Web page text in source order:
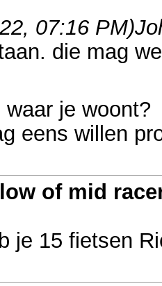
07:16 PM)
die mag
je woont?
eens willen
of mid
je 15 fietsen